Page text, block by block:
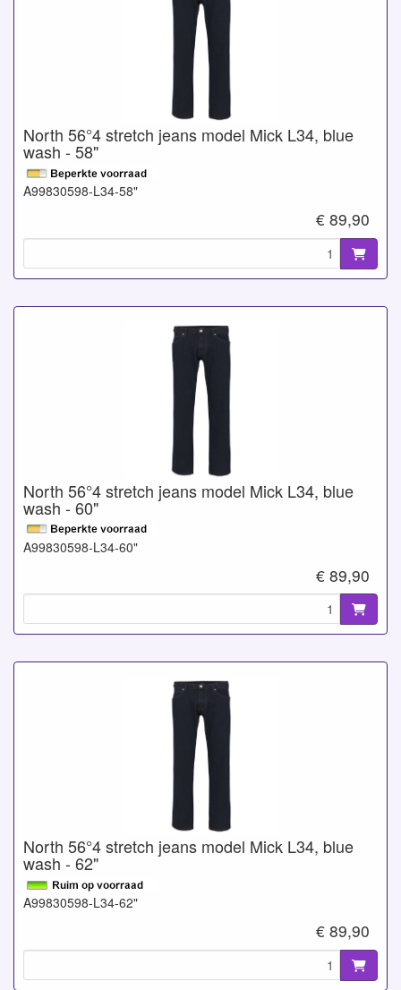
North 56°4 stretch jeans model Mick L34, blue
wash - 58"
A99830598-L34-58"
€ 89,90
North 56°4 stretch jeans model Mick L34, blue
wash - 60"
A99830598-L34-60"
€ 89,90
North 56°4 stretch jeans model Mick L34, blue
wash - 62"
A99830598-L34-62"
€ 89,90